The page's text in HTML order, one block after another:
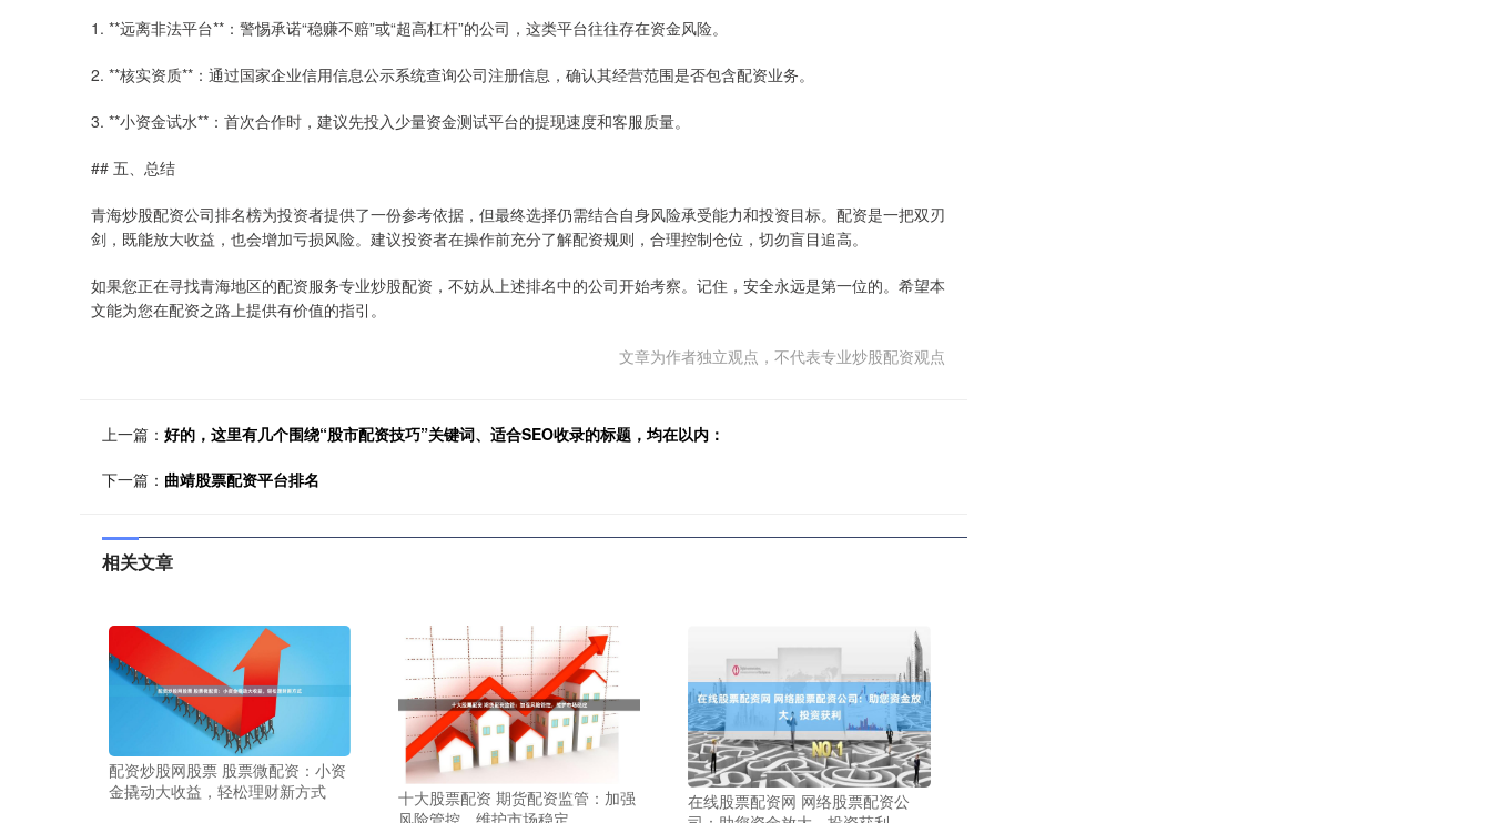
1. **远离非法平台**：警惕承诺“稳赚不赔”或“超高杠杆”的公司，这类平台往往存在资金风险。
2. **核实资质**：通过国家企业信用信息公示系统查询公司注册信息，确认其经营范围是否包含配资业务。
3. **小资金试水**：首次合作时，建议先投入少量资金测试平台的提现速度和客服质量。
## 五、总结
青海炒股配资公司排名榜为投资者提供了一份参考依据，但最终选择仍需结合自身风险承受能力和投资目标。配资是一把双刃
剑，既能放大收益，也会增加亏损风险。建议投资者在操作前充分了解配资规则，合理控制仓位，切勿盲目追高。
如果您正在寻找青海地区的配资服务专业炒股配资，不妨从上述排名中的公司开始考察。记住，安全永远是第一位的。希望本
文能为您在配资之路上提供有价值的指引。
文章为作者独立观点，不代表专业炒股配资观点
上一篇： 好的，这里有几个围绕“股市配资技巧”关键词、适合SEO收录的标题，均在以内：
下一篇： 曲靖股票配资平台排名
相关文章
配资炒股网股票 股票微配资：小资
金撬动大收益，轻松理财新方式
十大股票配资 期货配资监管：加强
在线股票配资网 网络股票配资公